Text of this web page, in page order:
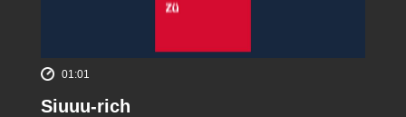
01:01
Siuuu-rich